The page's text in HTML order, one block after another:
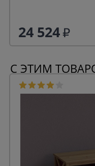
24 524
С ЭТИМ